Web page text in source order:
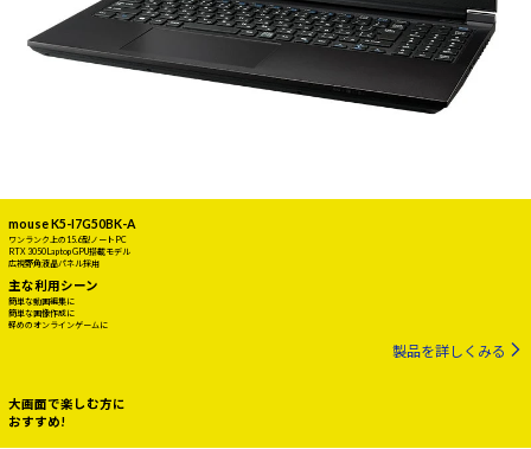
mouse K5-I7G50BK-A
ワンランク上の15.6型ノートPC
RTX 3050 Laptop GPU搭載モデル
広視野角液晶パネル採用
主な利用シーン
簡単な動画編集に
簡単な画像作成に
軽めのオンラインゲームに
製品を詳しくみる
大画面で楽しむ方に
おすすめ!